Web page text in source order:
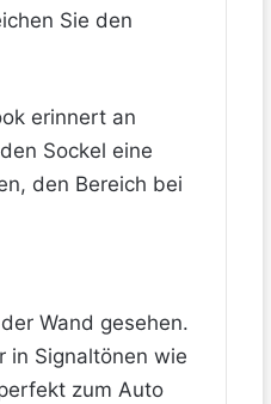
Sie den
erinnert an
Sockel eine
den Bereich bei
Wand gesehen.
in Signaltönen wie
zum Auto